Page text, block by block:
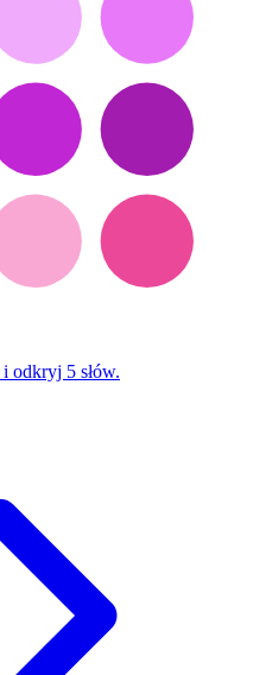
i odkryj 5 słów.